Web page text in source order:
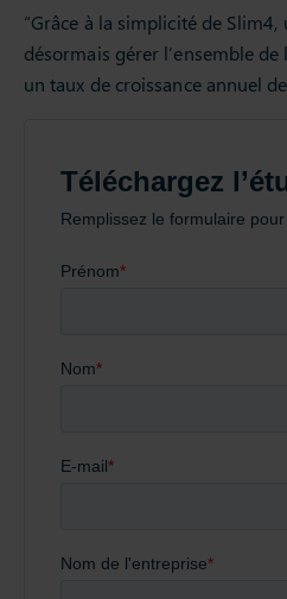
“Grâce à la simplicité de
désormais gérer l’ensemble de
un taux de croissance annuel